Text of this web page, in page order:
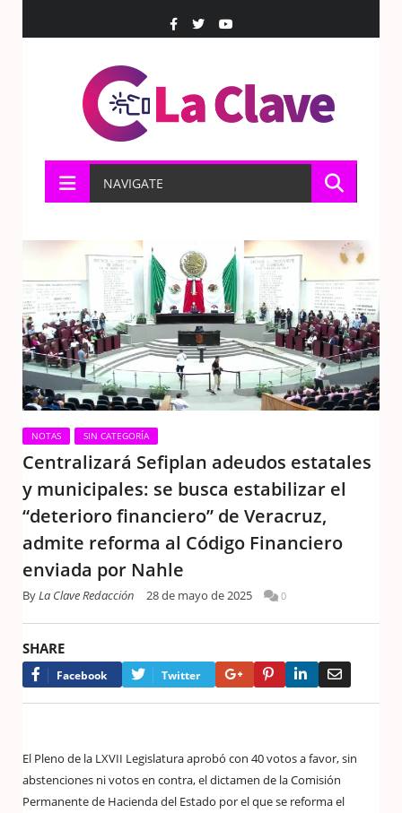
NAVIGATE
NOTAS SIN CATEGORÍA
Centralizará Sefiplan adeudos estatales
y municipales: se busca estabilizar el
“deterioro financiero” de Veracruz,
admite reforma al Código Financiero
enviada por Nahle
ByLa Clave Redacción 28 de mayo de 2025 0
SHARE
Facebook Twitter Google+PinterestLinkedIn
El Pleno de la LXVII Legislatura aprobó con 40 votos a favor, sin
abstenciones ni votos en contra, el dictamen de la Comisión
Permanente de Hacienda del Estado por el que se reforma el